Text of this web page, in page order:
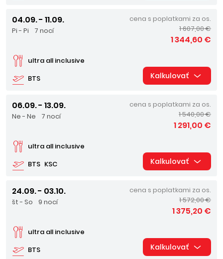
04.09. - 11.09.
Pi - Pi 7 nocí
BTS
ultra all inclusive
cena s poplatkami za os.
1 607,00 €
1 344,60 €
Kalkulovať
06.09. - 13.09.
Ne - Ne 7 nocí
BTS KSC
ultra all inclusive
cena s poplatkami za os.
1 540,00 €
1 291,00 €
Kalkulovať
24.09. - 03.10.
št - So 9 nocí
BTS
ultra all inclusive
cena s poplatkami za os.
1 572,00 €
1 375,20 €
Kalkulovať